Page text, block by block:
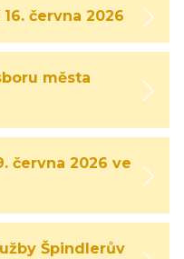
června 2026
města
června 2026 ve
Špindlerův